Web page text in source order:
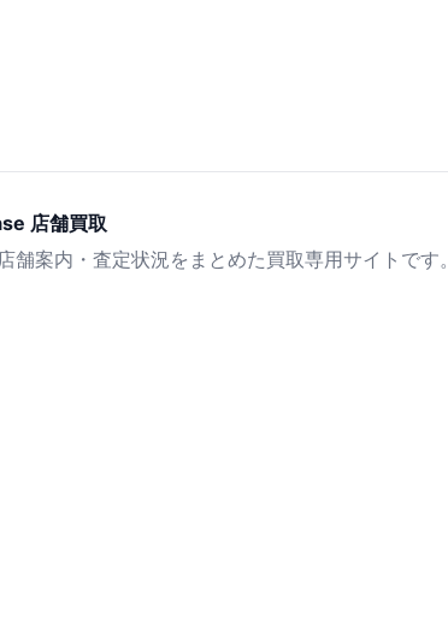
店舗買取
舗案内・査定状況をまとめた買取専用サイトです。